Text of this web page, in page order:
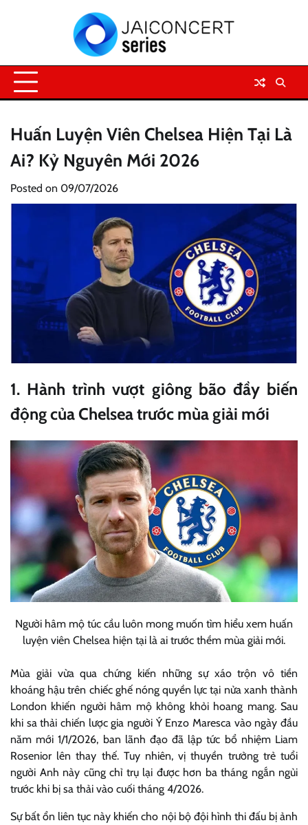
Huấn Luyện Viên Chelsea Hiện Tại Là
Ai? Kỷ Nguyên Mới 2026
Posted on 09/07/2026
1. Hành trình vượt giông bão đầy biến
động của Chelsea trước mùa giải mới
Người hâm mộ túc cầu luôn mong muốn tìm hiểu xem huấn
luyện viên Chelsea hiện tại là ai trước thềm mùa giải mới.
Mùa giải vừa qua chứng kiến những sự xáo trộn vô tiền
khoáng hậu trên chiếc ghế nóng quyền lực tại nửa xanh thành
London khiến người hâm mộ không khỏi hoang mang. Sau
khi sa thải chiến lược gia người Ý Enzo Maresca vào ngày đầu
năm mới 1/1/2026, ban lãnh đạo đã lập tức bổ nhiệm Liam
Rosenior lên thay thế. Tuy nhiên, vị thuyền trưởng trẻ tuổi
người Anh này cũng chỉ trụ lại được hơn ba tháng ngắn ngủi
trước khi bị sa thải vào cuối tháng 4/2026.
Sự bất ổn liên tục này khiến cho nội bộ đội hình thi đấu bị ảnh